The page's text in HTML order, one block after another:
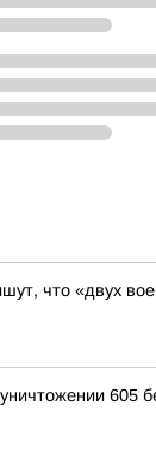
что «двух
605